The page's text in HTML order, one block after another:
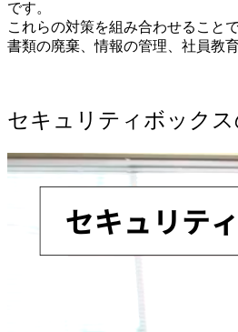
です。
これらの対策を組み合わせること
書類の廃棄、情報の管理、社員教
セキュリティボックス